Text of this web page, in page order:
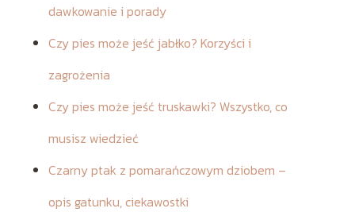
dawkowanie i porady
Czy pies może jeść jabłko? Korzyści i
zagrożenia
Czy pies może jeść truskawki? Wszystko, co
musisz wiedzieć
Czarny ptak z pomarańczowym dziobem –
opis gatunku, ciekawostki